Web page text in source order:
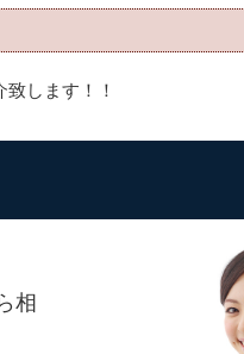
します！！
相